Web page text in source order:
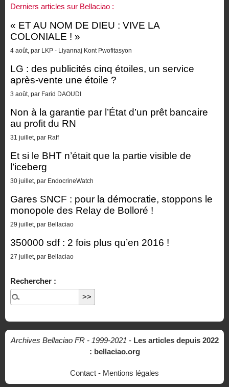
Derniers articles sur Bellaciao :
« ET AU NOM DE DIEU : VIVE LA
COLONIALE ! »
4 août, par LKP - Liyannaj Kont Pwofitasyon
LG : des publicités cinq étoiles, un service
après-vente une étoile ?
3 août, par Farid DAOUDI
Non à la garantie par l’État d’un prêt bancaire
au profit du RN
31 juillet, par Raff
Et si le BHT n’était que la partie visible de
l’iceberg
30 juillet, par EndocrineWatch
Gares SNCF : pour la démocratie, stoppons le
monopole des Relay de Bolloré !
29 juillet, par Bellaciao
350000 sdf : 2 fois plus qu’en 2016 !
27 juillet, par Bellaciao
Rechercher :
Archives Bellaciao FR - 1999-2021 - Les articles depuis 2022
: bellaciao.org
Contact - Mentions légales